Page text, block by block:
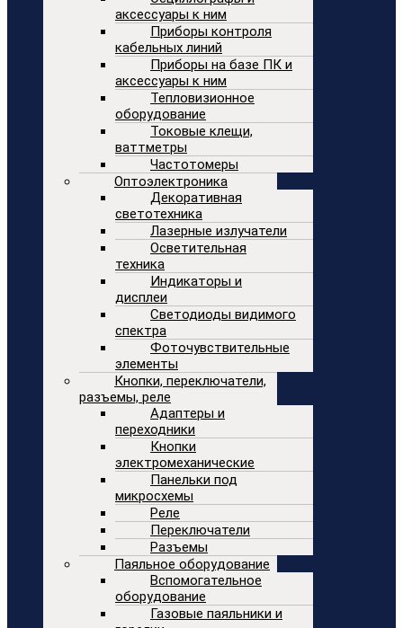
аксессуары к ним
Приборы контроля
кабельных линий
Приборы на базе ПК и
аксессуары к ним
Тепловизионное
оборудование
Токовые клещи,
ваттметры
Частотомеры
Оптоэлектроника
Декоративная
светотехника
Лазерные излучатели
Осветительная
техника
Индикаторы и
дисплеи
Светодиоды видимого
спектра
Фоточувствительные
элементы
Кнопки, переключатели,
разъемы, реле
Адаптеры и
переходники
Кнопки
электромеханические
Панельки под
микросхемы
Реле
Переключатели
Разъемы
Паяльное оборудование
Вспомогательное
оборудование
Газовые паяльники и